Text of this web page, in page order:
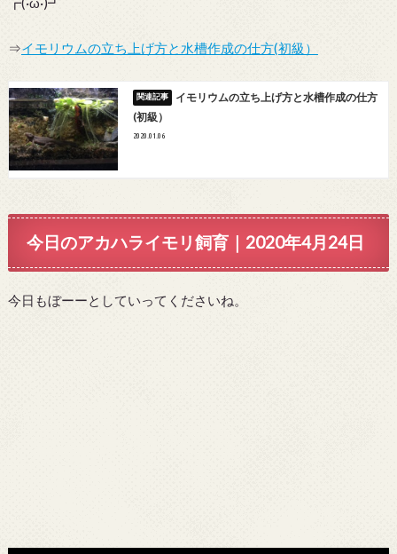
⇒イモリウムの立ち上げ方と水槽作成の仕方(初級）
イモリウムの立ち上げ方と水槽作成の仕方
(初級）
2020.01.06
今日のアカハライモリ飼育｜2020年4月24日
今日もぼーーとしていってくださいね。